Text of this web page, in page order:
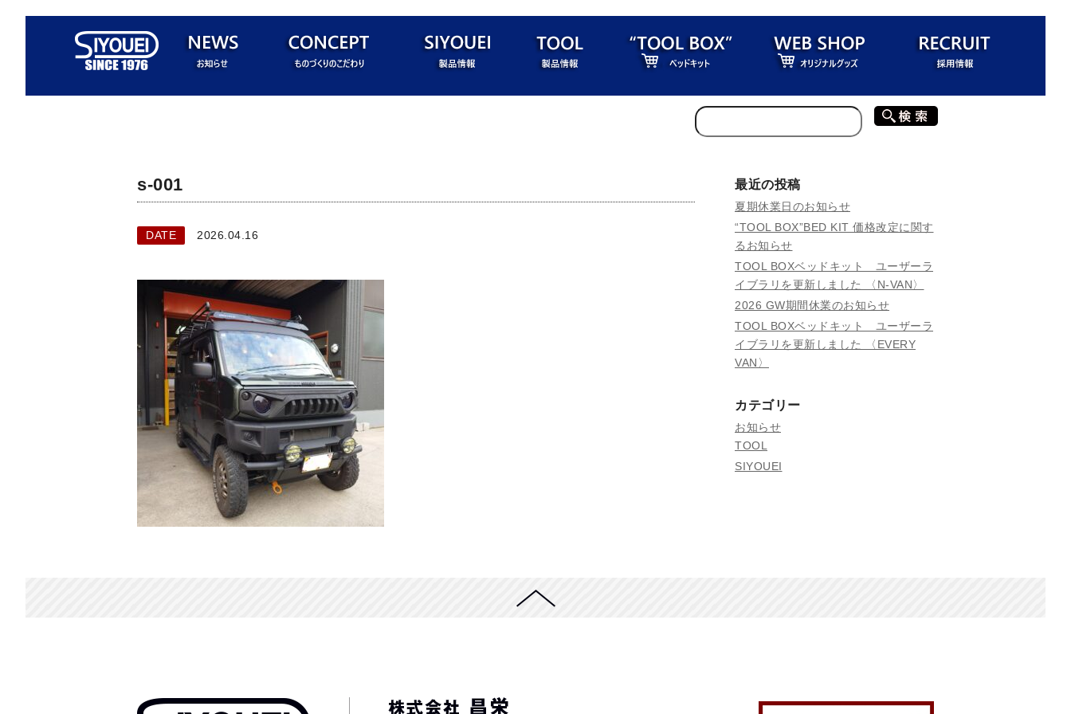
s-001
DATE 2026.04.16
最近の投稿
夏期休業日のお知らせ
“TOOL BOX”BED KIT 価格改定に関す
るお知らせ
TOOL BOXベッドキット ユーザーラ
イブラリを更新しました 〈N-VAN〉
2026 GW期間休業のお知らせ
TOOL BOXベッドキット ユーザーラ
イブラリを更新しました 〈EVERY
VAN〉
カテゴリー
お知らせ
TOOL
SIYOUEI